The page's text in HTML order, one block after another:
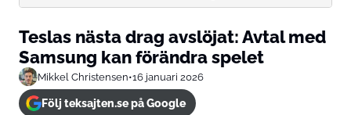
Teslas nästa drag avslöjat: Avtal med
Samsung kan förändra spelet
Mikkel Christensen•16 januari 2026
Följ teksajten.se på Google